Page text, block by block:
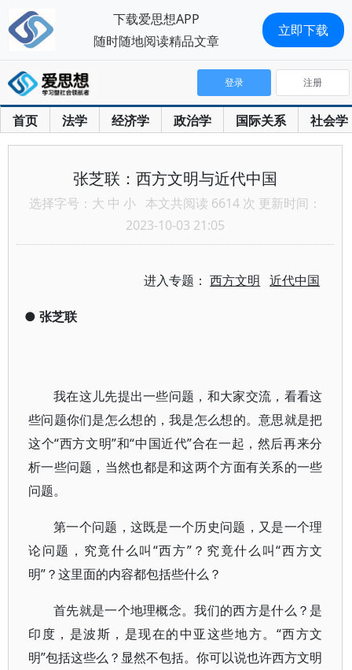
首页 法学 经济学 政治学 国际关系 社会学
登录 注册
张芝联：西方文明与近代中国
选择字号： 大 中 小 本文共阅读 6614 次 更新时间：
2023-10-03 21:05
进入专题：西方文明 近代中国
● 张芝联
我在这儿先提出一些问题，和大家交流，看看这
些问题你们是怎么想的，我是怎么想的。意思就是把
这个“西方文明”和“中国近代”合在一起，然后再来分
析一些问题，当然也都是和这两个方面有关系的一些
问题。
第一个问题，这既是一个历史问题，又是一个理
论问题，究竟什么叫“西方”？究竟什么叫“西方文
明”？这里面的内容都包括些什么？
首先就是一个地理概念。我们的西方是什么？是
印度，是波斯，是现在的中亚这些地方。“西方文
明”包括这些么？显然不包括。你可以说也许西方文明
下载爱思想APP
随时随地阅读精品文章
立即下载